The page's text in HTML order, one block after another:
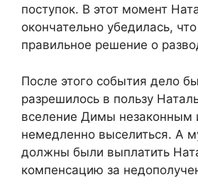
поступок. В этот момент
окончательно убедилась,
правильное решение о
​После этого события дело
разрешилось в пользу
вселение Димы незаконным
немедленно выселиться. А
должны были выплатить
компенсацию за